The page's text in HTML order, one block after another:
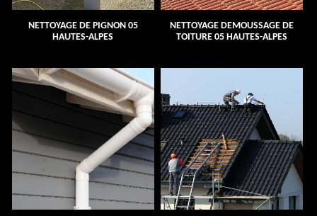
NETTOYAGE DE PIGNON 05
HAUTES-ALPES
NETTOYAGE DEMOUSSAGE DE
TOITURE 05 HAUTES-ALPES